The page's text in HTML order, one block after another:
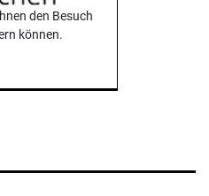
den Besuch
können.